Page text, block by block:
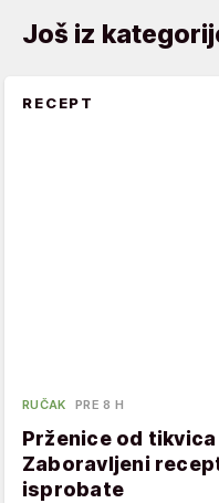
Još iz
RECEPT
RUČAK PRE 8 H
Prženice od
Zaboravljeni
isprobate